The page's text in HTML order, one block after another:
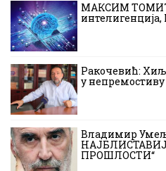
МАКСИМ
Ракочевић:
у
Владимир
ПРОШЛОСТИ“